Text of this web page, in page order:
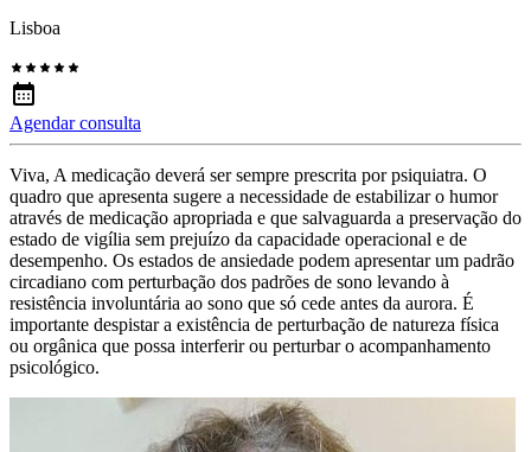
Lisboa
Agendar consulta
Viva, A medicação deverá ser sempre prescrita por psiquiatra. O
quadro que apresenta sugere a necessidade de estabilizar o humor
através de medicação apropriada e que salvaguarda a preservação do
estado de vigília sem prejuízo da capacidade operacional e de
desempenho. Os estados de ansiedade podem apresentar um padrão
circadiano com perturbação dos padrões de sono levando à
resistência involuntária ao sono que só cede antes da aurora. É
importante despistar a existência de perturbação de natureza física
ou orgânica que possa interferir ou perturbar o acompanhamento
psicológico.